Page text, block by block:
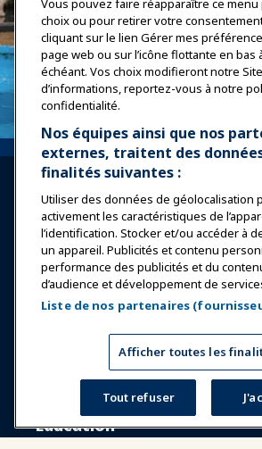
Se connecter
Récompenses Carrières
Nouvelles & Funworld
Éducation
Vous pouvez faire réapparaître ce
choix ou pour retirer votre
cliquant sur le lien Gérer mes
page web ou sur l’icône flottante en bas
échéant. Vos choix modifieront notre
d’informations, reportez-vous à notre
confidentialité.
Nos équipes ainsi que nos
externes, traitent des
finalités suivantes :
Utiliser des données de géolocalisation
activement les caractéristiques de
l’identification. Stocker et/ou accéder à
un appareil. Publicités et contenu
performance des publicités et du
d’audience et développement de
Liste de nos partenaires
Afficher toutes les
Tout refuser